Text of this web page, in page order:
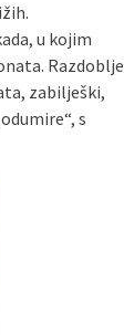
u kojim
Razdoblje
zabilješki,
s